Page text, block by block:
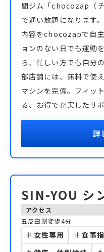
間ジム「chocozap（
で通い放題になります
内容をchocozapで自
ョンのない日でも運動
ら、忙しい方でも自分
部店舗には、無料で使
マシンを完備。フィッ
る、お得で充実したサ
詳
SIN-YOU シ
アクセス
五反田駅徒歩4分
♯ 女性専用 ♯ 食事